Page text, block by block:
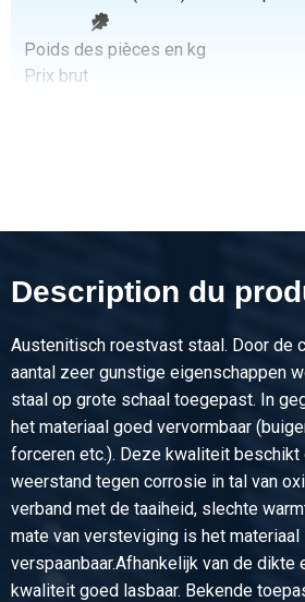
Poids des pièces en kg
Prix brut
Ac inox1.4571(316Ti)hors feuil plat
Poids des pièces en kg
Sélectionner
N° d'article
2450-0132-255
Description
Ac inox1.4571(316Ti)hors feuil plat
Poids des pièces en kg
Prix brut
Sélectionner
Description du
Austenitisch roestvast staal. Door de
aantal zeer gunstige eigenschappen
staal op grote schaal toegepast. In
het materiaal goed vervormbaar
forceren etc.). Deze kwaliteit
weerstand tegen corrosie in tal van
verband met de taaiheid, slechte
mate van versteviging is het
verspaanbaar.Afhankelijk van de
kwaliteit goed lasbaar. Bekende